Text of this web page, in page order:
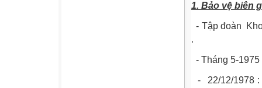
1. Bảo vệ biên
- Tập đoàn
.
- Tháng 5-
-
22/12/1978